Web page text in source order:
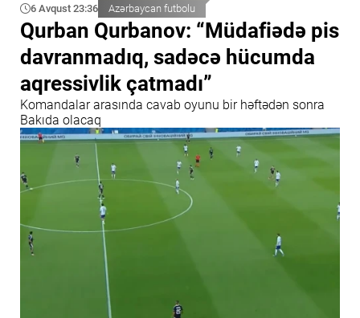
6 Avqust 23:36 Azərbaycan futbolu
Qurban Qurbanov: “Müdafiədə pis
davranmadıq, sadəcə hücumda
aqressivlik çatmadı”
Komandalar arasında cavab oyunu bir həftədən sonra
Bakıda olacaq